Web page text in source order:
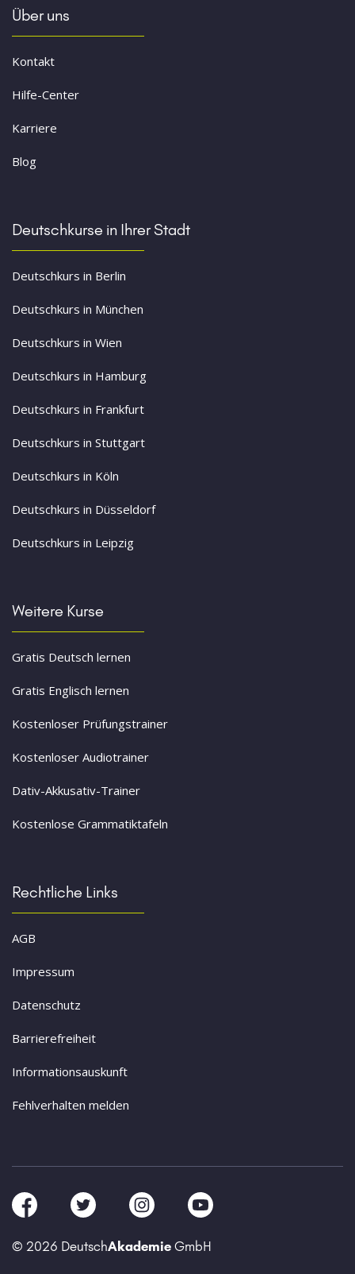
Über uns
Kontakt
Hilfe-Center
Karriere
Blog
Deutschkurse in Ihrer Stadt
Deutschkurs in Berlin
Deutschkurs in München
Deutschkurs in Wien
Deutschkurs in Hamburg
Deutschkurs in Frankfurt
Deutschkurs in Stuttgart
Deutschkurs in Köln
Deutschkurs in Düsseldorf
Deutschkurs in Leipzig
Weitere Kurse
Gratis Deutsch lernen
Gratis Englisch lernen
Kostenloser Prüfungstrainer
Kostenloser Audiotrainer
Dativ-Akkusativ-Trainer
Kostenlose Grammatiktafeln
Rechtliche Links
AGB
Impressum
Datenschutz
Barrierefreiheit
Informationsauskunft
Fehlverhalten melden
© 2026 DeutschAkademie GmbH